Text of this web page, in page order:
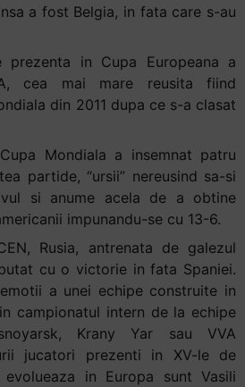
a fost Belgia, in fata care s-au
prezenta in Cupa Europeana a
cea mai mare reusita fiind
din 2011 dupa ce s-a clasat
Mondiala a insemnat patru
partide, “ursii” nereusind sa-si
si anume acela de a obtine
impunandu-se cu 13-6.
Rusia, antrenata de galezul
cu o victorie in fata Spaniei.
a unei echipe construite in
campionatul intern de la echipe
Krany Yar sau VVA
jucatori prezenti in XV-le de
in Europa sunt Vasili